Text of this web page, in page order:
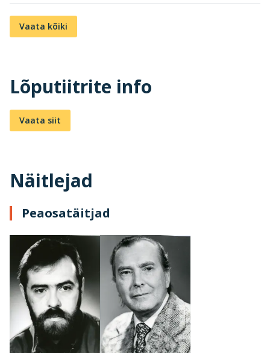
Vaata kõiki
Lõputiitrite info
Vaata siit
Näitlejad
Peaosatäitjad